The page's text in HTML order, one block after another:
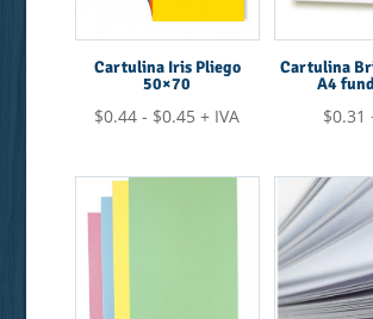
Cartulina Iris Pliego
50×70
$0.44 - $0.45 Rango
precios:
+ IVA
Cartulina
A4
$0.31